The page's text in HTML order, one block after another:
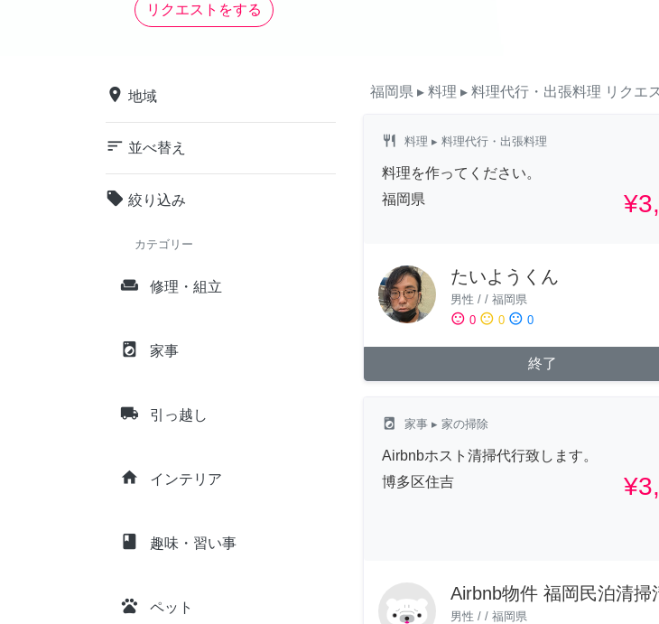
リクエストをする
place 地域
sort 並べ替え
local_offer 絞り込み
カテゴリー
weekend 修理・組立
local_laundry_service 家事
local_shipping 引っ越し
home インテリア
class 趣味・習い事
pets ペット
福岡県 ▸ 料理 ▸ 料理代行・出張料理 リクエ
restaurant 料理 ▸ 料理代行・出張料理
料理を作ってください。
福岡県
たいようくん
男性 / / 福岡県
sentiment_satisfied 0 sentiment_neutral 0 sentiment_dissatisfied 0
終了
local_laundry_service 家事 ▸ 家の掃除
Airbnbホスト清掃代行致します。
博多区住吉
Airbnb物件 福岡民泊清掃
男性 / / 福岡県